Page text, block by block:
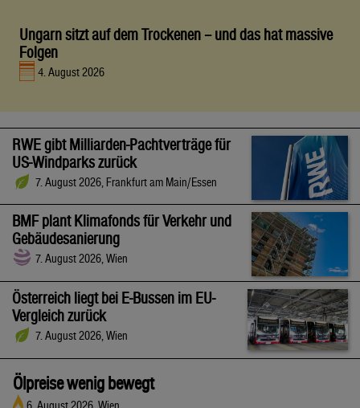
Ungarn sitzt auf dem Trockenen – und das hat massive
Folgen
4. August 2026
RWE gibt Milliarden-Pachtverträge für
US-Windparks zurück
7. August 2026, Frankfurt am Main/Essen
BMF plant Klimafonds für Verkehr und
Gebäudesanierung
7. August 2026, Wien
Österreich liegt bei E-Bussen im EU-
Vergleich zurück
7. August 2026, Wien
Ölpreise wenig bewegt